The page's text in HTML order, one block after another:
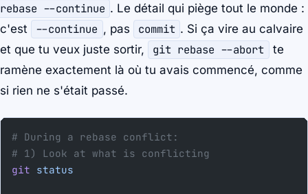
rebase --continue . Le détail qui piège tout le monde :
c'est
--continue , pas commit . Si ça vire au calvaire
et que tu veux juste sortir,
git rebase --abort
te
ramène exactement là où tu avais commencé, comme
si rien ne s'était passé.
# During a rebase conflict:
# 1) Look at what is conflicting
git status